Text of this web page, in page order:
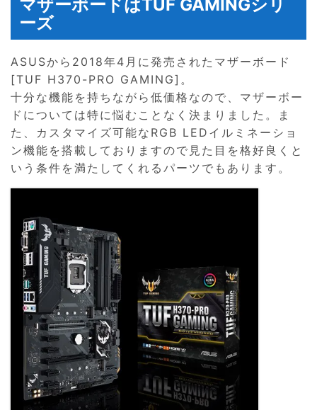
マザーボードはTUF GAMINGシリ
ーズ
ASUSから2018年4月に発売されたマザーボード
[TUF H370-PRO GAMING]。
十分な機能を持ちながら低価格なので、マザーボー
ドについては特に悩むことなく決まりました。ま
た、カスタマイズ可能なRGB LEDイルミネーショ
ン機能を搭載しておりますので見た目を格好良くと
いう条件を満たしてくれるパーツでもあります。